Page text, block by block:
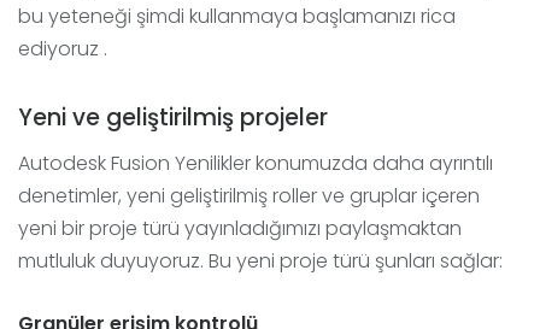
bu yeteneği şimdi kullanmaya başlamanızı rica
ediyoruz .
Yeni ve geliştirilmiş projeler
Autodesk Fusion Yenilikler konumuzda daha ayrıntılı
denetimler, yeni geliştirilmiş roller ve gruplar içeren
yeni bir proje türü yayınladığımızı paylaşmaktan
mutluluk duyuyoruz. Bu yeni proje türü şunları sağlar: